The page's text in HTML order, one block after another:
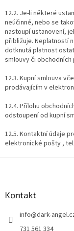
12.2. Je-li některé
neúčinné, nebo se
nastoupí ustanovení,
přibližuje. Neplatností
dotknutá platnost
smlouvy či
12.3. Kupní smlouva
prodávajícím v
12.4. Přílohu
odstoupení od kupní
12.5. Kontaktní údaje
elektronické pošty ,
Kontakt
info@dark-
731 561 334